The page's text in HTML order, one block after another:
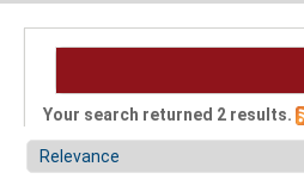
Your search returned 2 results.